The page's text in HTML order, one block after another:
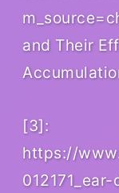
and Their
[3]:
https://